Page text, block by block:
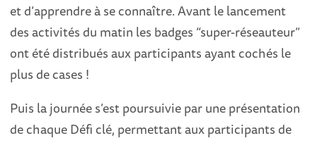
et d’apprendre à se connaître. Avant le lancement
des activités du matin les badges “super-réseauteur”
ont été distribués aux participants ayant cochés le
plus de cases !
Puis la journée s’est poursuivie par une présentation
de chaque Défi clé, permettant aux participants de